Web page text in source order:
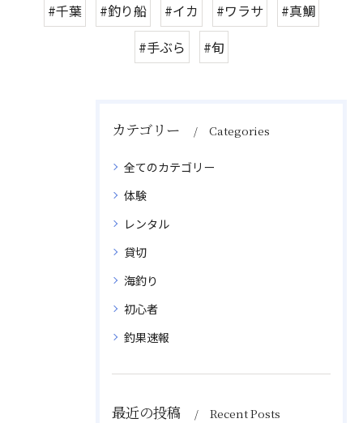
#千葉 #釣り船 #イカ #ワラサ
#真鯛
#手ぶら
#旬
カテゴリー Categories
全てのカテゴリー
体験
レンタル
貸切
海釣り
初心者
釣果速報
最近の投稿 Recent Posts